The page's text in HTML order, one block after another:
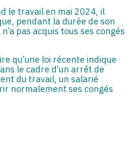
le travail en mai 2024, il
pendant la durée de son
pas acquis tous ses congés
qu’une loi récente indique
le cadre d’un arrêt de
du travail, un salarié
normalement ses congés